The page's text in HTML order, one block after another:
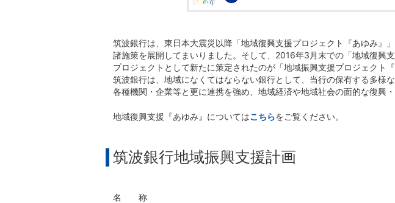
筑波銀行は、東日本大震災以降「地域復興支援プロジェクト『あゆみ』
諸施策を展開してまいりました。そして、2016年3月末での「地域復興
プロジェクトとして新たに策定されたのが「地域振興支援プロジェクト『
筑波銀行は、地域になくてはならない銀行として、当行の保有する多様
各種機関・企業等と更に連携を強め、地域経済や地域社会の面的な復興
地域復興支援『あゆみ』についてはこちらをご覧ください。
筑波銀行地域振興支援計画
名 称